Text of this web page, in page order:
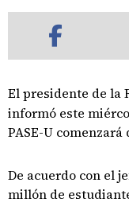
El presidente de la
informó este
PASE-U
De acuerdo con el
millón de